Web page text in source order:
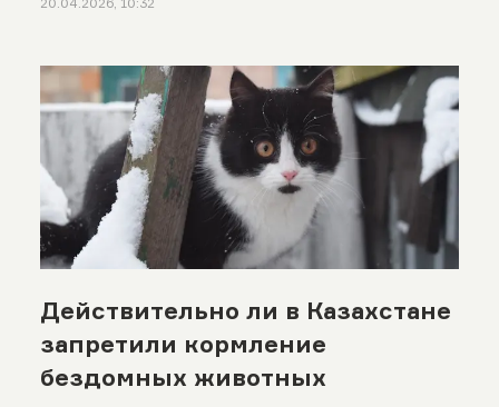
Действительно ли в Казахстане
запретили кормление
бездомных животных